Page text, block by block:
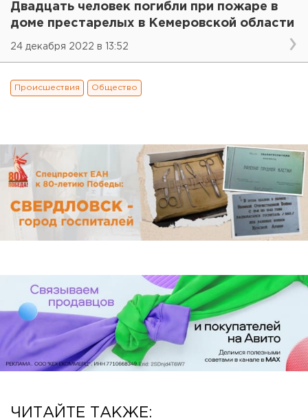
Двадцать человек погибли при пожаре в
доме престарелых в Кемеровской области
24 декабря 2022 в 13:52
Происшествия Общество
ЧИТАЙТЕ ТАКЖЕ: